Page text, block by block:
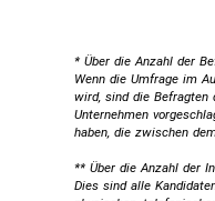
* Über die Anzahl der
Wenn die Umfrage im
wird, sind die Befragten
Unternehmen
haben, die zwischen
** Über die Anzahl der
Dies sind alle